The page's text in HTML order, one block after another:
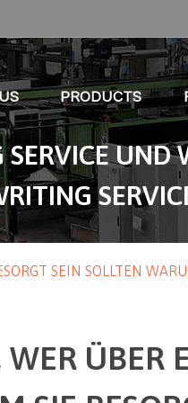
PRODUCTS
UND
SEIN SOLLTEN
ÜBER